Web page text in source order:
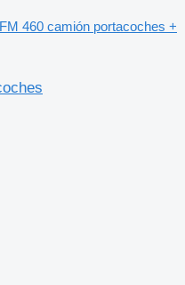
460 camión portacoches +